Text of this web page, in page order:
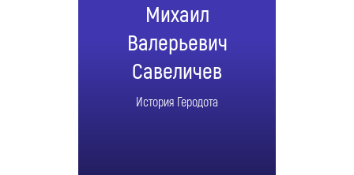
Михаил
Валерьевич
Савеличев
История Геродота